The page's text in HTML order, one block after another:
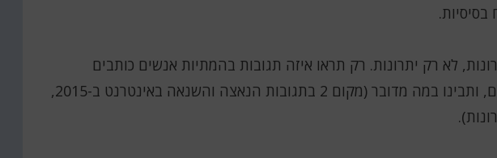
בסיסיות.
לא רק יתרונות. רק תראו איזה תגובות בהמתיות אנשים כותבים
בפייסבוק מדי יום נגד להט"בים, ותבינו במה מדובר (מקום 2 בתגובות הנאצה והשנאה באינטרנט ב-2015,